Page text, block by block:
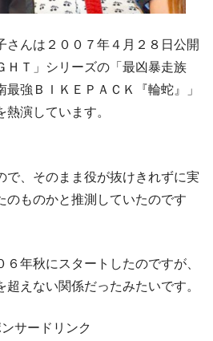
さんは２００７年４月２８日公開
ＨＴ」シリーズの「最凶暴走族
最強ＢＩＫＥＰＡＣＫ『輪蛇』」
演しています。
で、そのまま役が抜けきれずに実
のものかと推測していたのです
年秋にスタートしたのですが、
えない関係だったみたいです。
サードリンク